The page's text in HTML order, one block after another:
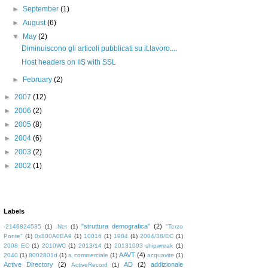
►September(1)
►August(6)
▼
May(2)
Diminuiscono gli articoli pubblicati su it.lavoro....
Host headers on IIS with SSL
► February(2)
► 2007 (12)
► 2006 (2)
► 2005 (8)
► 2004 (6)
► 2003 (2)
► 2002 (1)
Labels
-2146824535 (1) .Net (1) "struttura demografica" (2)
"Terzo
Ponte" (1) 0x800A0EA9 (1) 10016 (1) 1984 (1) 2004/38/EC (1)
2008 EC (1) 2010WC (1) 2013/14 (1) 20131003 shipwreak (1)
2040 (1) 8002801d (1) a commerciale (1) AAVT (4) acquavite (1)
Active Directory (2) ActiveRecord (1) AD (2)
addizionale